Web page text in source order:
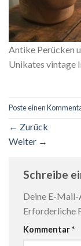
Antike Perücken
Unikates vintage
Poste einen
← Zurück
Weiter →
Schreibe
Deine E-
Erforderliche
Kommentar*